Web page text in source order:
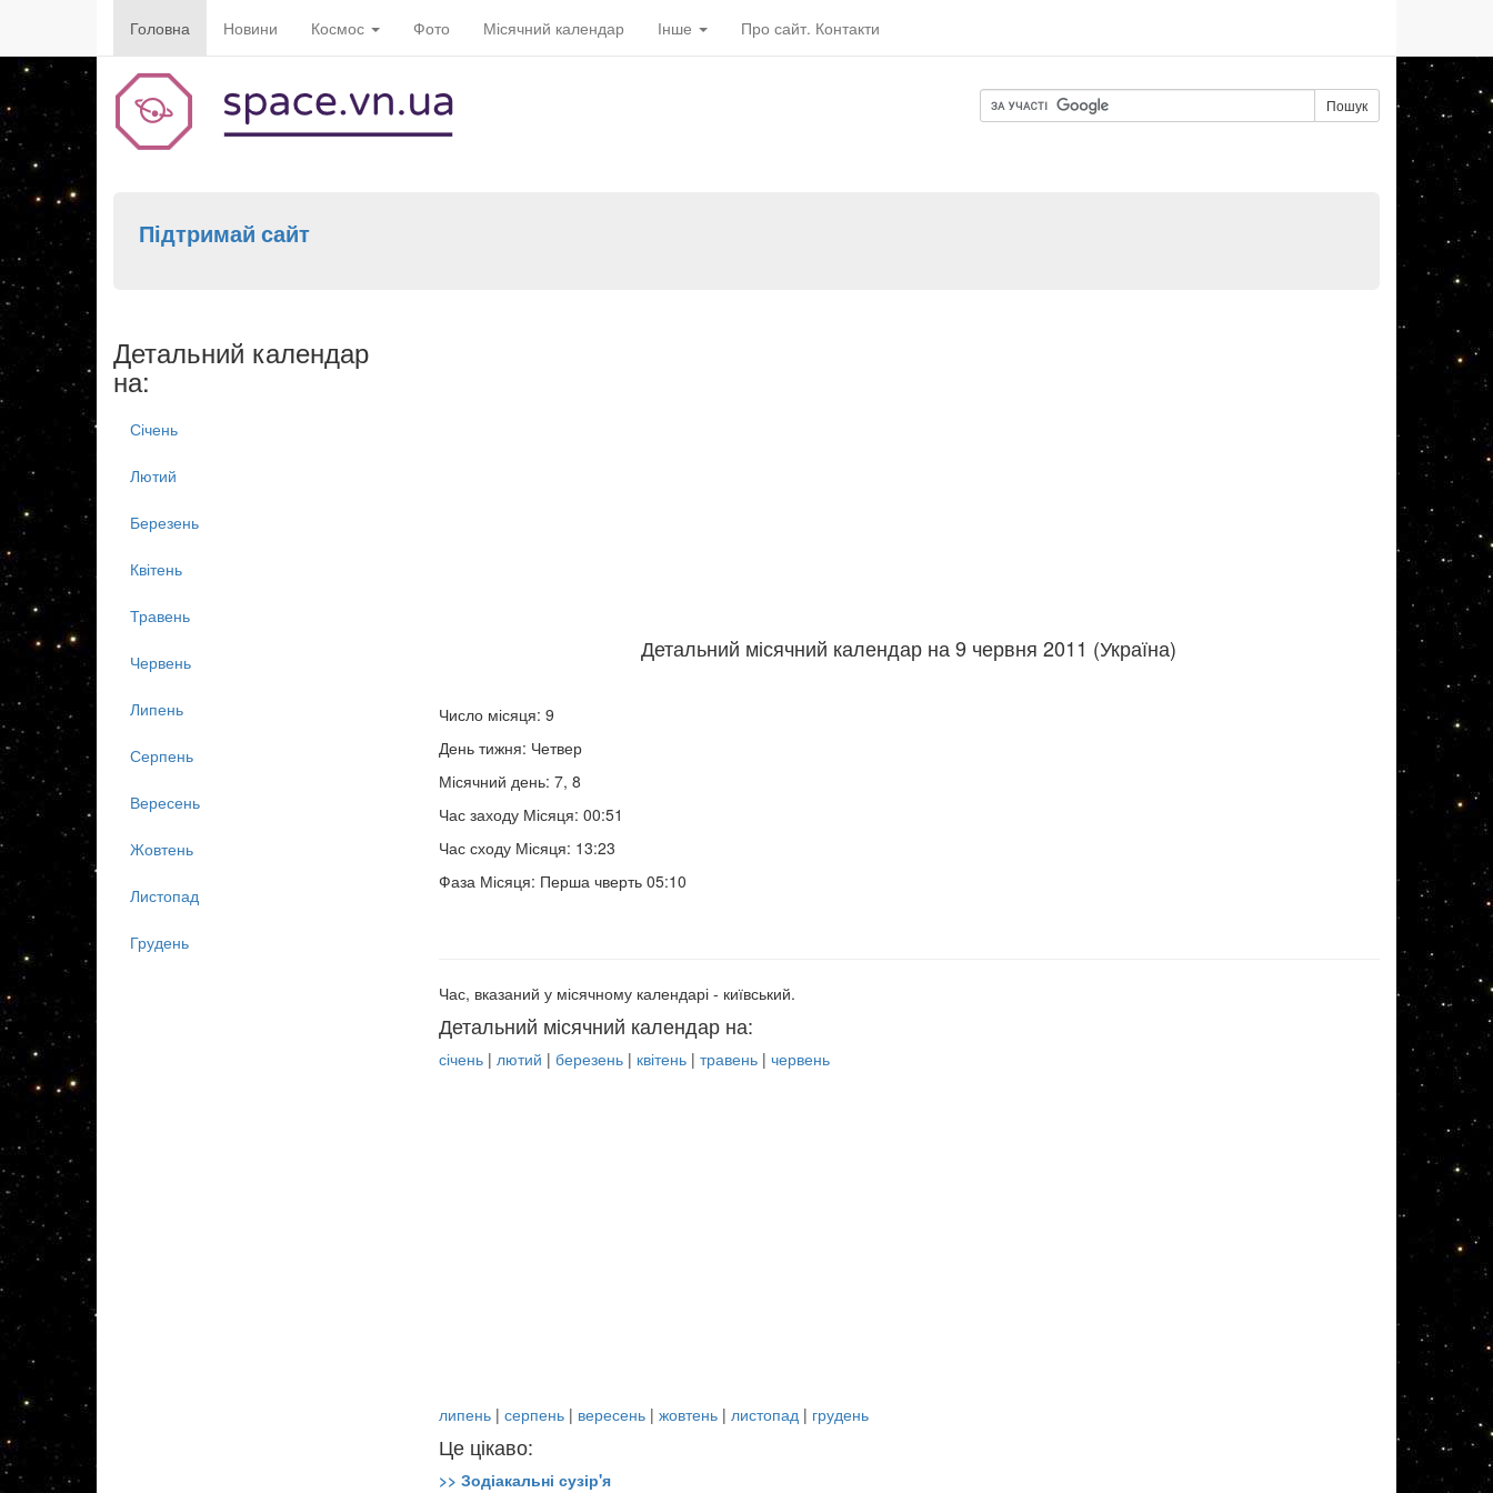
Головна Новини Космос Фото Місячний календар Інше Про сайт. Контакти
Пошук
Підтримай сайт
Детальний місячний календар на 9 червня 2011 (Україна)
Число місяця: 9
День тижня: Четвер
Місячний день: 7, 8
Час заходу Місяця: 00:51
Час сходу Місяця: 13:23
Фаза Місяця: Перша чверть 05:10
Час, вказаний у місячному календарі - київський.
Детальний місячний календар на:
січень| лютий | березень| квітень| травень| червень
липень| серпень| вересень| жовтень| листопад| грудень
Це цікаво:
>> Зодіакальні сузір'я
Детальний календар
на:
Січень
Лютий
Березень
Квітень
Травень
Червень
Липень
Серпень
Вересень
Жовтень
Листопад
Грудень